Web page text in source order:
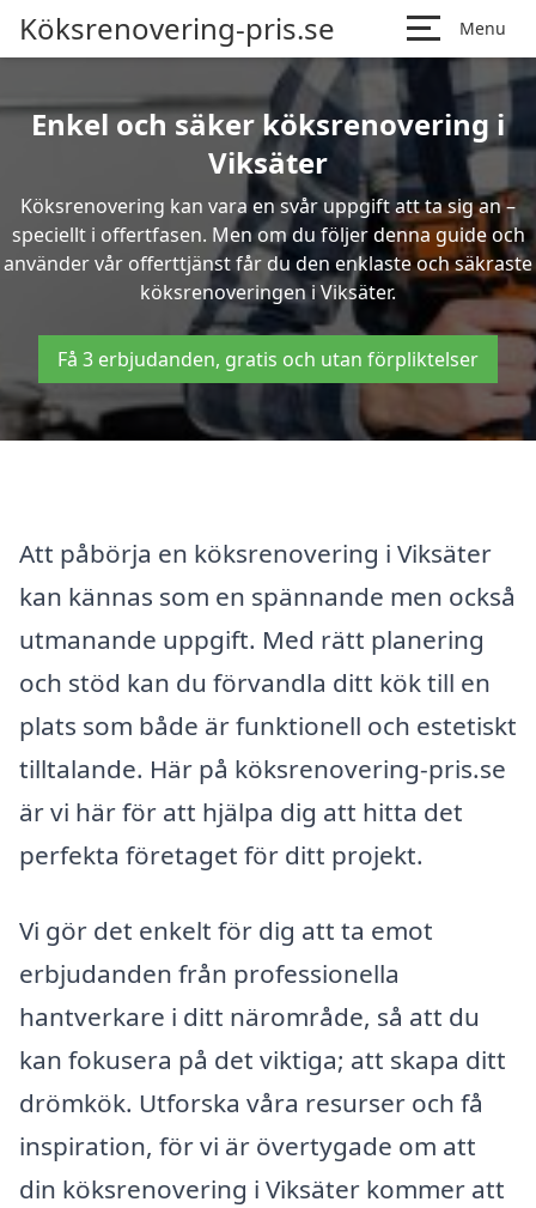
Köksrenovering-pris.se Menu
Enkel och säker köksrenovering i
Viksäter
Köksrenovering kan vara en svår uppgift att ta sig an –
speciellt i offertfasen. Men om du följer denna guide och
använder vår offerttjänst får du den enklaste och säkraste
köksrenoveringen i Viksäter.
Få 3 erbjudanden, gratis och utan förpliktelser
Att påbörja en köksrenovering i Viksäter
kan kännas som en spännande men också
utmanande uppgift. Med rätt planering
och stöd kan du förvandla ditt kök till en
plats som både är funktionell och estetiskt
tilltalande. Här på köksrenovering-pris.se
är vi här för att hjälpa dig att hitta det
perfekta företaget för ditt projekt.
Vi gör det enkelt för dig att ta emot
erbjudanden från professionella
hantverkare i ditt närområde, så att du
kan fokusera på det viktiga; att skapa ditt
drömkök. Utforska våra resurser och få
inspiration, för vi är övertygade om att
din köksrenovering i Viksäter kommer att